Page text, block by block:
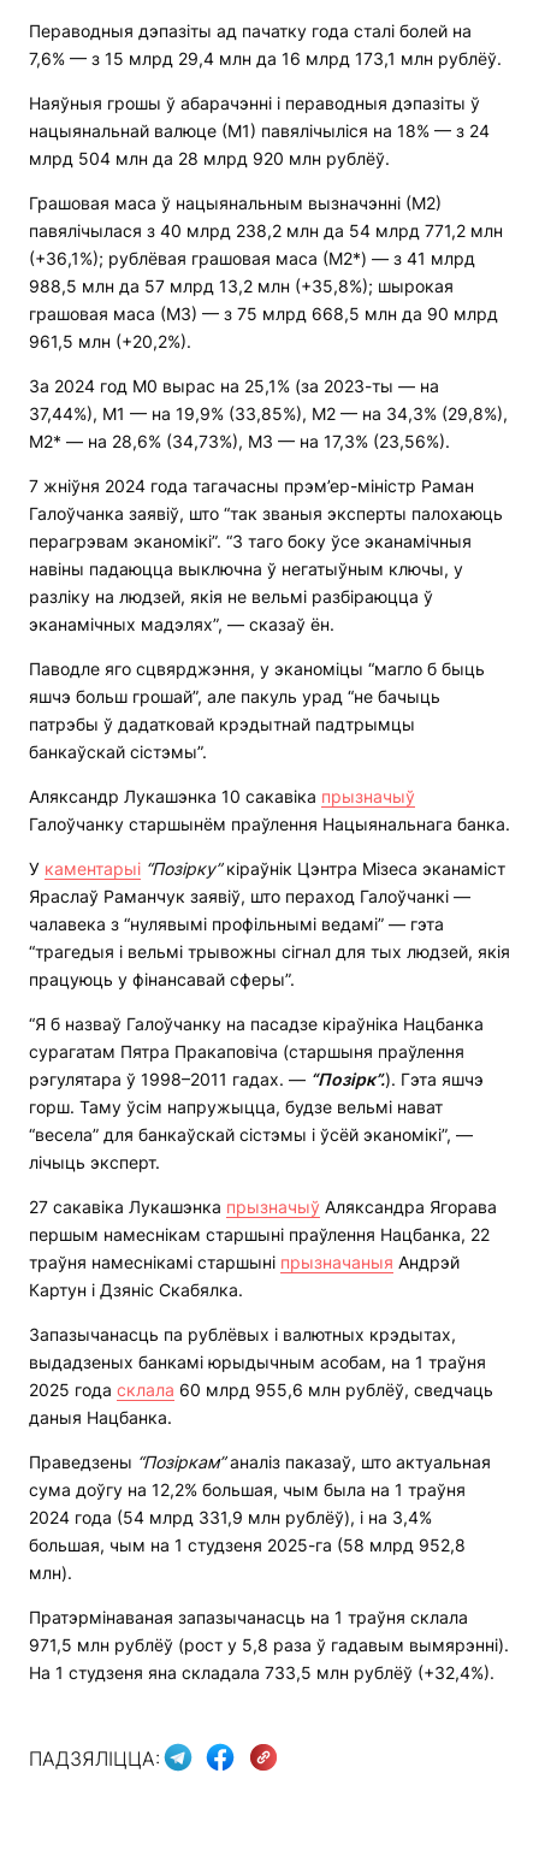
Пераводныя дэпазіты ад пачатку года сталі болей на
7,6% — з 15 млрд 29,4 млн да 16 млрд 173,1 млн рублёў.
Наяўныя грошы ў абарачэнні і пераводныя дэпазіты ў
нацыянальнай валюце (М1) павялічыліся на 18% — з 24
млрд 504 млн да 28 млрд 920 млн рублёў.
Грашовая маса ў нацыянальным вызначэнні (М2)
павялічылася з 40 млрд 238,2 млн да 54 млрд 771,2 млн
(+36,1%); рублёвая грашовая маса (М2*) — з 41 млрд
988,5 млн да 57 млрд 13,2 млн (+35,8%); шырокая
грашовая маса (М3) — з 75 млрд 668,5 млн да 90 млрд
961,5 млн (+20,2%).
За 2024 год М0 вырас на 25,1% (за 2023-ты — на
37,44%), М1 — на 19,9% (33,85%), М2 — на 34,3% (29,8%),
М2* — на 28,6% (34,73%), М3 — на 17,3% (23,56%).
7 жніўня 2024 года тагачасны прэм’ер-міністр Раман
Галоўчанка заявіў, што “так званыя эксперты палохаюць
перагрэвам эканомікі”. “З таго боку ўсе эканамічныя
навіны падаюцца выключна ў негатыўным ключы, у
разліку на людзей, якія не вельмі разбіраюцца ў
эканамічных мадэлях”, — сказаў ён.
Паводле яго сцвярджэння, у эканоміцы “магло б быць
яшчэ больш грошай”, але пакуль урад “не бачыць
патрэбы ў дадатковай крэдытнай падтрымцы
банкаўскай сістэмы”.
Аляксандр Лукашэнка 10 сакавіка прызначыў
Галоўчанку старшынём праўлення Нацыянальнага банка.
У каментарыі “Позірку”кіраўнік Цэнтра Мізеса эканаміст
Яраслаў Раманчук заявіў, што пераход Галоўчанкі —
чалавека з “нулявымі профільнымі ведамі” — гэта
“трагедыя і вельмі трывожны сігнал для тых людзей, якія
працуюць у фінансавай сферы”.
“Я б назваў Галоўчанку на пасадзе кіраўніка Нацбанка
сурагатам Пятра Пракаповіча (старшыня праўлення
рэгулятара ў 1998–2011 гадах. — “Позірк”.). Гэта яшчэ
горш. Таму ўсім напружыцца, будзе вельмі нават
“весела” для банкаўскай сістэмы і ўсёй эканомікі”, —
лічыць эксперт.
27 сакавіка Лукашэнка прызначыў Аляксандра Ягорава
першым намеснікам старшыні праўлення Нацбанка, 22
траўня намеснікамі старшыні прызначаныя Андрэй
Картун і Дзяніс Скабялка.
Запазычанасць па рублёвых і валютных крэдытах,
выдадзеных банкамі юрыдычным асобам, на 1 траўня
2025 года склала 60 млрд 955,6 млн рублёў, сведчаць
даныя Нацбанка.
Праведзены “Позіркам”аналіз паказаў, што актуальная
сума доўгу на 12,2% большая, чым была на 1 траўня
2024 года (54 млрд 331,9 млн рублёў), і на 3,4%
большая, чым на 1 студзеня 2025-га (58 млрд 952,8
млн).
Пратэрмінаваная запазычанасць на 1 траўня склала
971,5 млн рублёў (рост у 5,8 раза ў гадавым вымярэнні).
На 1 студзеня яна складала 733,5 млн рублёў (+32,4%).
ПАДЗЯЛІЦЦА: